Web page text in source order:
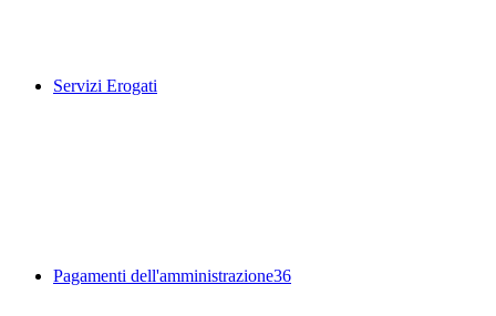
Servizi Erogati
Pagamenti dell'amministrazione36